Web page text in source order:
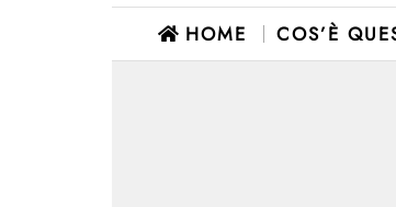
HOME COS’È